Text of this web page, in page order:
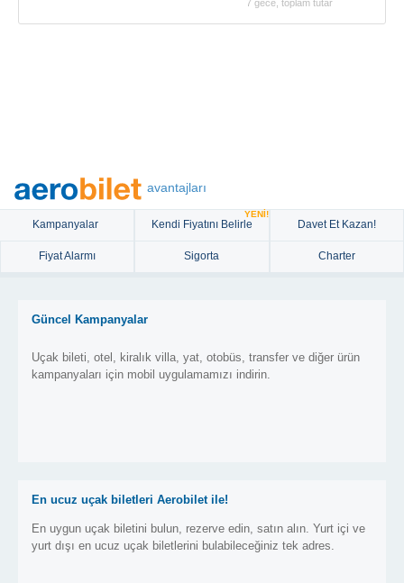
7 gece, toplam tutar
avantajları
Kampanyalar Kendi Fiyatını Belirle
YENİ!
Davet Et Kazan!
Fiyat Alarmı Sigorta Charter
Güncel Kampanyalar
Uçak bileti, otel, kiralık villa, yat, otobüs, transfer ve diğer ürün
kampanyaları için mobil uygulamamızı indirin.
En ucuz uçak biletleri Aerobilet ile!
En uygun uçak biletini bulun, rezerve edin, satın alın. Yurt içi ve
yurt dışı en ucuz uçak biletlerini bulabileceğiniz tek adres.